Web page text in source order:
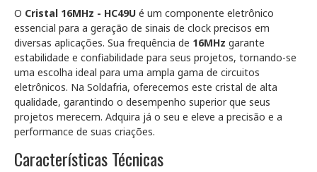
O Cristal 16MHz - HC49U é um componente eletrônico
essencial para a geração de sinais de clock precisos em
diversas aplicações. Sua frequência de 16MHz garante
estabilidade e confiabilidade para seus projetos, tornando-se
uma escolha ideal para uma ampla gama de circuitos
eletrônicos. Na Soldafria, oferecemos este cristal de alta
qualidade, garantindo o desempenho superior que seus
projetos merecem. Adquira já o seu e eleve a precisão e a
performance de suas criações.
Características Técnicas